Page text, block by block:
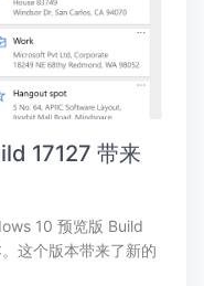
17127 带来
10 预览版 Build
这个版本带来了新的